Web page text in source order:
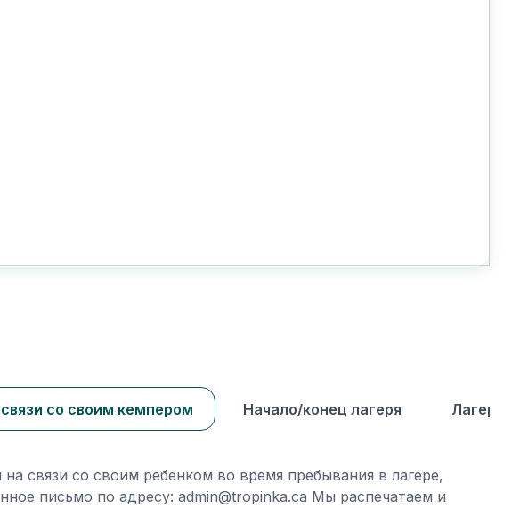
со своим кемпером Начало/конец лагеря
связи со своим ребенком во время пребывания в лагере,
письмо по адресу: admin@tropinka.ca Мы распечатаем и